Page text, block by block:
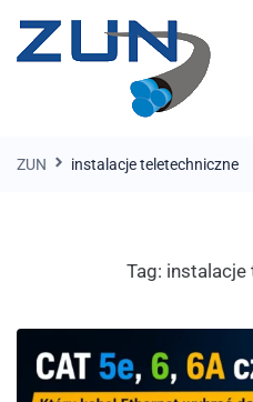
ZUN instalacje teletechniczne
Tag: instalacje